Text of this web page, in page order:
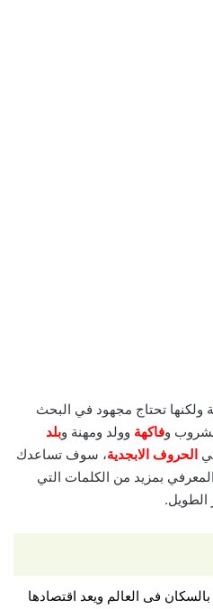
ولكنها تحتاج مجهود في البحث
وفاكهة وولد ومهنة وبلد
الحروف الابجدية، سوف تساعدك
بمزيد من الكلمات التي
الطويل.
بالسكان فى العالم ويعد اقتصادها